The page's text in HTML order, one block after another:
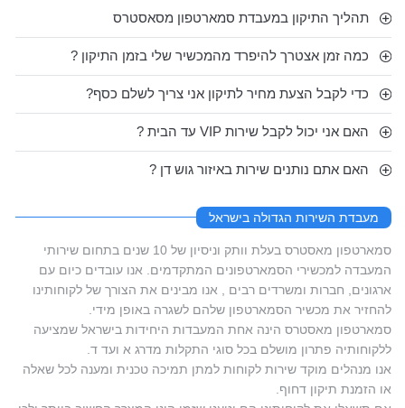
תהליך התיקון במעבדת סמארטפון מסאסטרס
כמה זמן אצטרך להיפרד מהמכשיר שלי בזמן התיקון ?
כדי לקבל הצעת מחיר לתיקון אני צריך לשלם כסף?
האם אני יכול לקבל שירות VIP עד הבית ?
האם אתם נותנים שירות באיזור גוש דן ?
מעבדת השירות הגדולה בישראל
סמארטפון מאסטרס בעלת וותק וניסיון של 10 שנים בתחום שירותי
המעבדה למכשירי הסמארטפונים המתקדמים. אנו עובדים כיום עם
ארגונים, חברות ומשרדים רבים , אנו מבינים את הצורך של לקוחותינו
להחזיר את מכשיר הסמארטפון שלהם לשגרה באופן מידי.
סמארטפון מאסטרס הינה אחת המעבדות היחידות בישראל שמציעה
ללקוחותיה פתרון מושלם בכל סוגי התקלות מדרג א ועד ד.
אנו מנהלים מוקד שירות לקוחות למתן תמיכה טכנית ומענה לכל שאלה
או הזמנת תיקון דחוף.